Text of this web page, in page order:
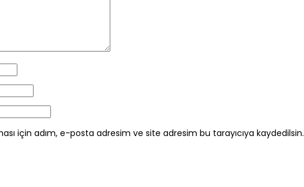
için adım, e-posta adresim ve site adresim bu tarayıcıya kaydedilsin.